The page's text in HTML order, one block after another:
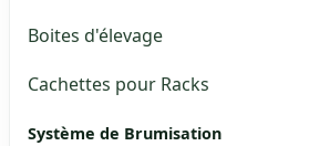
Boites d'élevage
Cachettes pour Racks
Système de Brumisation